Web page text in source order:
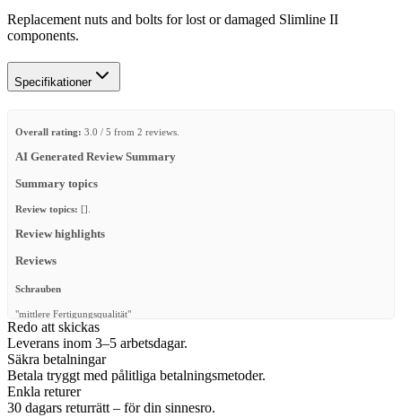
Replacement nuts and bolts for lost or damaged Slimline II
components.
Specifikationer
Overall rating: 3.0 / 5 from 2 reviews.
AI Generated Review Summary
Summary topics
Review topics: [].
Review highlights
Reviews
Schrauben
"mittlere Fertigungsqualität"
RENE B.
Missing parts
"Once again had a bunch of missing washers and m8 nuts/bolts"
—Christiaan H.(3/5)
Redo att skickas
Leverans inom 3–5 arbetsdagar.
Säkra betalningar
Betala tryggt med pålitliga betalningsmetoder.
Enkla returer
30 dagars returrätt – för din sinnesro.